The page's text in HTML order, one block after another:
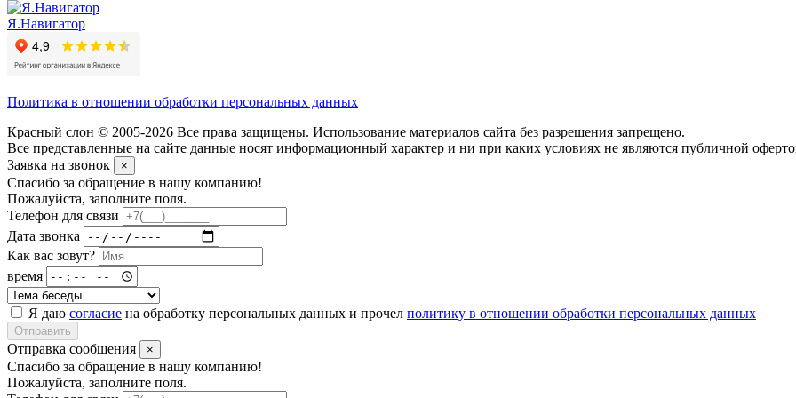
Я.Навигатор
Политика в отношении обработки персональных данных
Красный слон © 2005-2026 Все права защищены. Использование материалов сайта без разрешения запрещено.
Все представленные на сайте данные носят информационный характер и ни при каких условиях не являются публичной
Заявка на звонок
×
Спасибо за обращение в нашу компанию!
Пожалуйста, заполните поля.
Телефон для связи
Дата звонка
Как вас зовут?
время
Я даю согласие на обработку персональных данных и прочел политику в отношении обработки персональных данных
Отправить
Отправка сообщения ×
Спасибо за обращение в нашу компанию!
Пожалуйста, заполните поля.